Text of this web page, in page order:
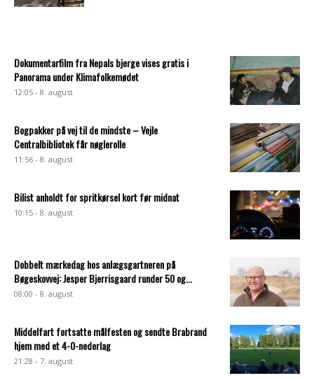
Dokumentarfilm fra Nepals bjerge vises gratis i
Panorama under Klimafolkemødet
12:05 - 8. august
Bogpakker på vej til de mindste – Vejle
Centralbibliotek får nøglerolle
11:56 - 8. august
Bilist anholdt for spritkørsel kort før midnat
10:15 - 8. august
Dobbelt mærkedag hos anlægsgartneren på
Bøgeskovvej: Jesper Bjerrisgaard runder 50 og...
08:00 - 8. august
Middelfart fortsatte målfesten og sendte Brabrand
hjem med et 4-0-nederlag
21:28 - 7. august